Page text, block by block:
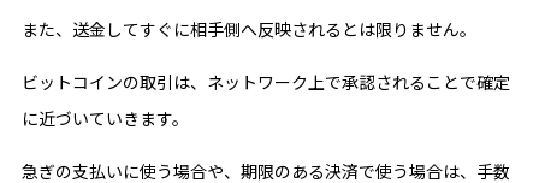
また、送金してすぐに相手側へ反映されるとは限りません。
ビットコインの取引は、ネットワーク上で承認されることで確定
に近づいていきます。
急ぎの支払いに使う場合や、期限のある決済で使う場合は、手数